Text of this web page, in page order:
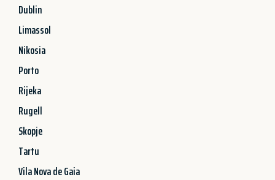
Dublin
Limassol
Nikosia
Porto
Rijeka
Rugell
Skopje
Tartu
Vila Nova de Gaia